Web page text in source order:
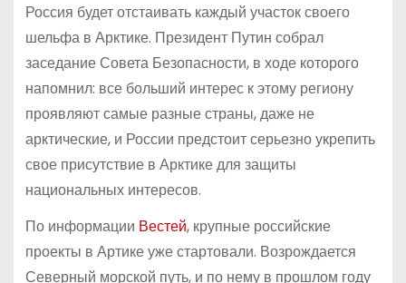
Россия будет отстаивать каждый участок своего
шельфа в Арктике. Президент Путин собрал
заседание Совета Безопасности, в ходе которого
напомнил: все больший интерес к этому региону
проявляют самые разные страны, даже не
арктические, и России предстоит серьезно укрепить
свое присутствие в Арктике для защиты
национальных интересов.
По информации Вестей, крупные российские
проекты в Артике уже стартовали. Возрождается
Северный морской путь, и по нему в прошлом году